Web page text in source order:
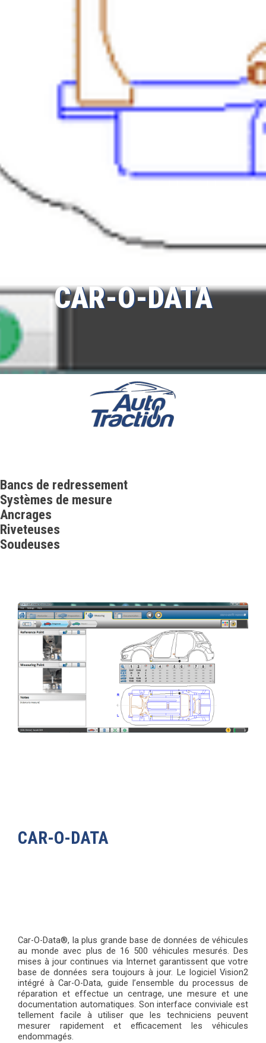
CAR-O-DATA
Bancs de redressement
Systèmes de mesure
Ancrages
Riveteuses
Soudeuses
CAR-O-DATA
Car-O-Data®, la plus grande base de données de véhicules
au monde avec plus de 16 500 véhicules mesurés. Des
mises à jour continues via Internet garantissent que votre
base de données sera toujours à jour. Le logiciel Vision2
intégré à Car-O-Data, guide l’ensemble du processus de
réparation et effectue un centrage, une mesure et une
documentation automatiques. Son interface conviviale est
tellement facile à utiliser que les techniciens peuvent
mesurer rapidement et efficacement les véhicules
endommagés.